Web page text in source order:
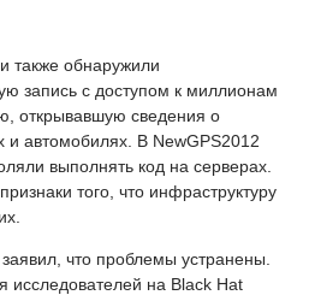
также обнаружили
запись с доступом к миллионам
открывавшую сведения о
и автомобилях. В NewGPS2012
выполнять код на серверах.
того, что инфраструктуру
что проблемы устранены.
исследователей на Black Hat